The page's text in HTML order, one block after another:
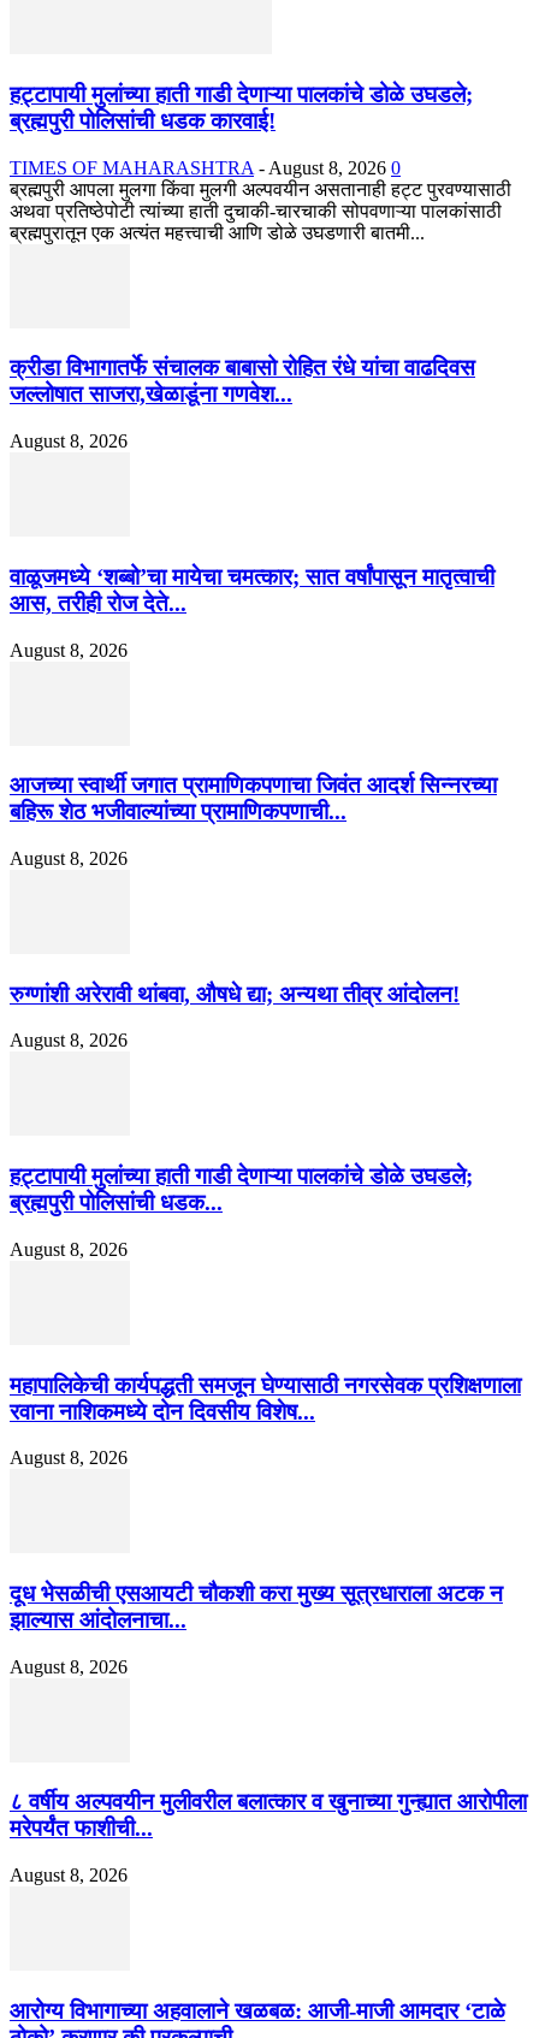
हट्टापायी मुलांच्या हाती गाडी देणाऱ्या पालकांचे डोळे उघडले;
ब्रह्मपुरी पोलिसांची धडक कारवाई!
TIMES OF MAHARASHTRA - August 8, 2026 0
ब्रह्मपुरी आपला मुलगा किंवा मुलगी अल्पवयीन असतानाही हट्ट पुरवण्यासाठी
अथवा प्रतिष्ठेपोटी त्यांच्या हाती दुचाकी-चारचाकी सोपवणाऱ्या पालकांसाठी
ब्रह्मपुरातून एक अत्यंत महत्त्वाची आणि डोळे उघडणारी बातमी...
क्रीडा विभागातर्फे संचालक बाबासो रोहित रंधे यांचा वाढदिवस
जल्लोषात साजरा,खेळाडूंना गणवेश...
August 8, 2026
वाळूजमध्ये ‘शब्बो’चा मायेचा चमत्कार; सात वर्षांपासून मातृत्वाची
आस, तरीही रोज देते...
August 8, 2026
आजच्या स्वार्थी जगात प्रामाणिकपणाचा जिवंत आदर्श सिन्नरच्या
बहिरू शेठ भजीवाल्यांच्या प्रामाणिकपणाची...
August 8, 2026
रुग्णांशी अरेरावी थांबवा, औषधे द्या; अन्यथा तीव्र आंदोलन!
August 8, 2026
हट्टापायी मुलांच्या हाती गाडी देणाऱ्या पालकांचे डोळे उघडले;
ब्रह्मपुरी पोलिसांची धडक...
August 8, 2026
महापालिकेची कार्यपद्धती समजून घेण्यासाठी नगरसेवक प्रशिक्षणाला
रवाना नाशिकमध्ये दोन दिवसीय विशेष...
August 8, 2026
दूध भेसळीची एसआयटी चौकशी करा मुख्य सूत्रधाराला अटक न
झाल्यास आंदोलनाचा...
August 8, 2026
८ वर्षीय अल्पवयीन मुलीवरील बलात्कार व खुनाच्या गुन्ह्यात आरोपीला
मरेपर्यंत फाशीची...
August 8, 2026
आरोग्य विभागाच्या अहवालाने खळबळ: आजी-माजी आमदार ‘टाळे